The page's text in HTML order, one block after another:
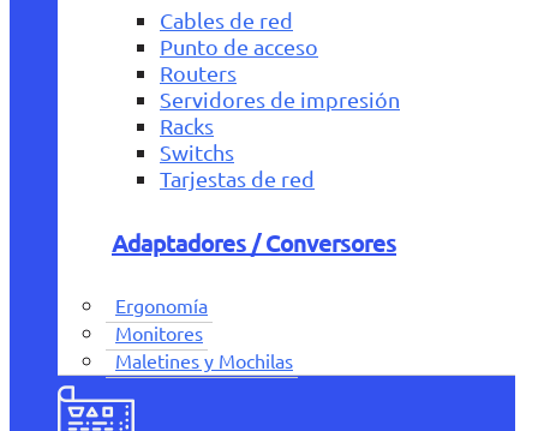
Cables de red
Punto de acceso
Routers
Servidores de impresión
Racks
Switchs
Tarjestas de red
Adaptadores / Conversores
Ergonomía
Monitores
Maletines y Mochilas